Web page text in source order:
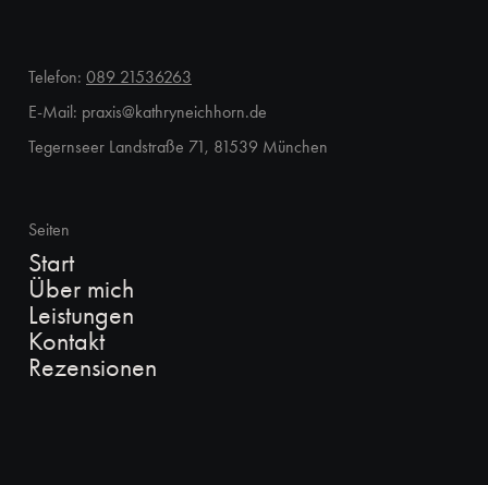
Telefon: 089 21536263
E-Mail: praxis@kathryneichhorn.de
Tegernseer Landstraße 71, 81539 München
Seiten
Start
Über mich
Leistungen
Kontakt
Rezensionen